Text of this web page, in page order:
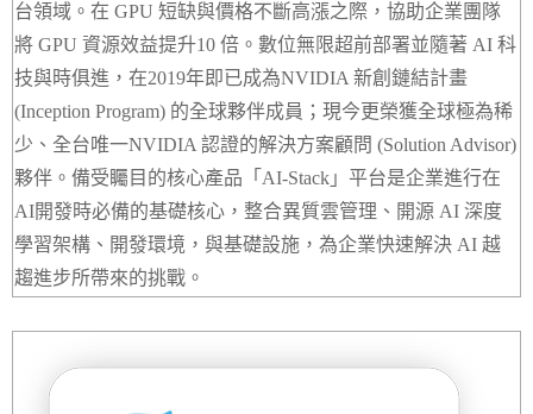
台領域。在 GPU 短缺與價格不斷高漲之際，協助企業團隊
將 GPU 資源效益提升10 倍。數位無限超前部署並隨著 AI 科
技與時俱進，在2019年即已成為NVIDIA 新創鏈結計畫
(Inception Program) 的全球夥伴成員；現今更榮獲全球極為稀
少、全台唯一NVIDIA 認證的解決方案顧問 (Solution Advisor)
夥伴。備受矚目的核心產品「AI-Stack」平台是企業進行在
AI開發時必備的基礎核心，整合異質雲管理、開源 AI 深度
學習架構、開發環境，與基礎設施，為企業快速解決 AI 越
趨進步所帶來的挑戰。